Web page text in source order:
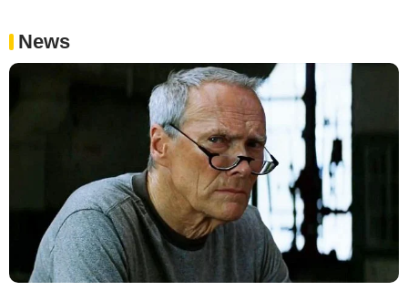
News